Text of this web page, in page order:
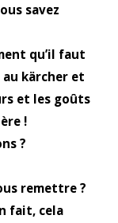
savez
qu’il faut
kärcher et
et les goûts
!
?
remettre ?
fait, cela